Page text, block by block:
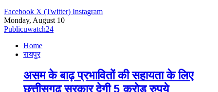
Facebook X (Twitter) Instagram
Monday, August 10
Publicuwatch24
Home
रायपुर
असम के बाढ़ प्रभावितों की सहायता के लिए
छत्तीसगढ़ सरकार देगी 5 करोड़ रुपये